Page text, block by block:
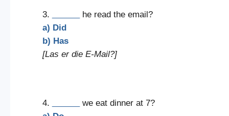
3.
he read the email?
a) Did
b) Has
[Las er die E-Mail?]
4.
we eat dinner at 7?